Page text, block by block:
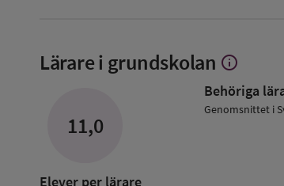
Lärare i grundskolan Visa
om
Lärare
info
11,0
Elever per lärare
Behöriga
Genomsnittet i